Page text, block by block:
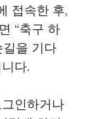
접속한 후,
“축구 하
길을 기다
다.
인하거나